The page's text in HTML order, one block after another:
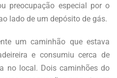
preocupação especial por o
lado de um depósito de gás.
um caminhão que estava
e consumiu cerca de
no local. Dois caminhões do